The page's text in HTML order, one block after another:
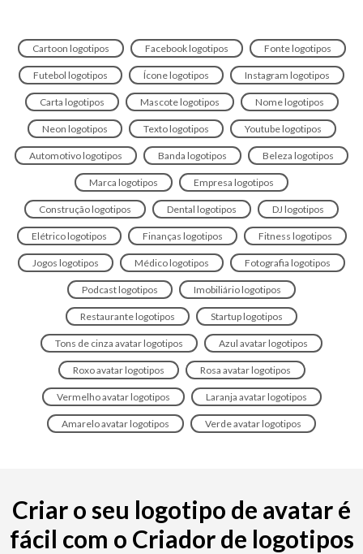
Cartoon logotipos Facebook logotipos Fonte logotipos
Futebol logotipos Ícone logotipos Instagram logotipos
Carta logotipos Mascote logotipos Nome logotipos
Neon logotipos Texto logotipos Youtube logotipos
Automotivo logotipos Banda logotipos Beleza logotipos
Marca logotipos Empresa logotipos
Construção logotipos Dental logotipos DJ logotipos
Elétrico logotipos Finanças logotipos Fitness logotipos
Jogos logotipos Médico logotipos Fotografia logotipos
Podcast logotipos Imobiliário logotipos
Restaurante logotipos Startup logotipos
Tons de cinza avatar logotipos Azul avatar logotipos
Roxo avatar logotipos Rosa avatar logotipos
Vermelho avatar logotipos Laranja avatar logotipos
Amarelo avatar logotipos Verde avatar logotipos
Criar o seu logotipo de avatar é
fácil com o Criador de logotipos